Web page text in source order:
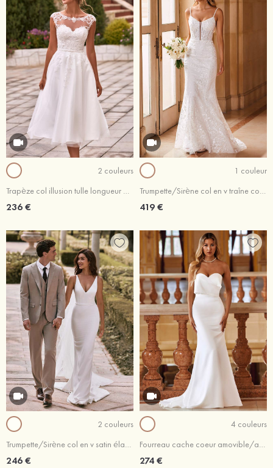
2 couleurs
Trapèze col illusion tulle longueur mollet robe de mariée avec dentelle paillettes ceinture
236 €
1 couleur
Trumpette/Sirène col en v traîne cour dentelle robe de mariée
419 €
2 couleurs
Trumpette/Sirène col en v satin élastique traîne cour robe de mariée
246 €
4 couleurs
Fourreau cache coeur amovible/abattable satin robe de mariée
274 €